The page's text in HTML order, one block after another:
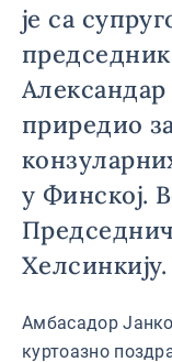
је са
приредио
у Финској.
Хелсинкију.
Амбасадор
куртоазно